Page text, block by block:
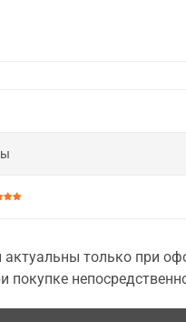
только при